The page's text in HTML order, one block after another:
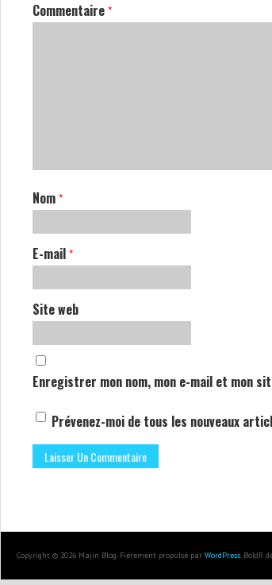
Commentaire *
Nom *
E-mail *
Site web
Enregistrer mon nom, mon e-mail et mon
Prévenez-moi de tous les nouveaux
Copyright © 2026 Majin Blog. Fièrement propulsé par WordPress. BoldR